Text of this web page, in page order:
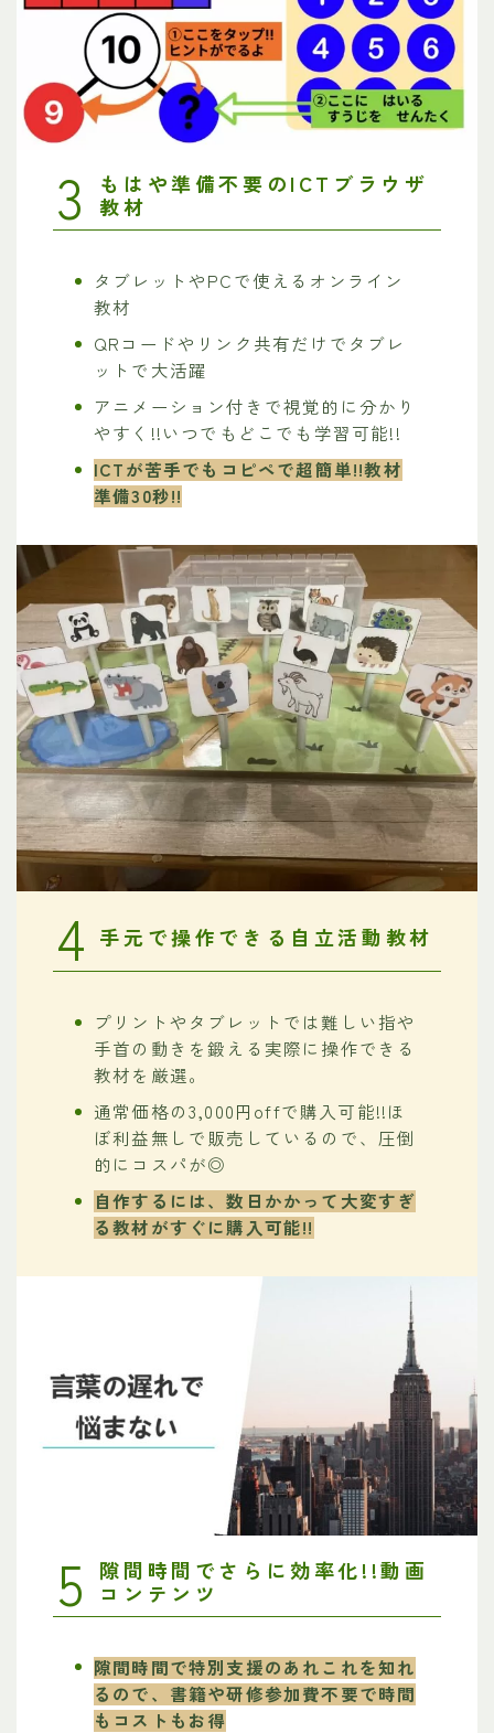
3 もはや準備不要のICTブラウザ
教材
タブレットやPCで使えるオンライン
教材
QRコードやリンク共有だけでタブレ
ットで大活躍
アニメーション付きで視覚的に分かり
やすく!!いつでもどこでも学習可能!!
ICTが苦手でもコピペで超簡単!!教材
準備30秒!!
4 手元で操作できる自立活動教材
プリントやタブレットでは難しい指や
手首の動きを鍛える実際に操作できる
教材を厳選。
通常価格の3,000円offで購入可能!!ほ
ぼ利益無しで販売しているので、圧倒
的にコスパが◎
自作するには、数日かかって大変すぎ
る教材がすぐに購入可能!!
5
隙間時間でさらに効率化!!動画
コンテンツ
隙間時間で特別支援のあれこれを知れ
るので、書籍や研修参加費不要で時間
もコストもお得